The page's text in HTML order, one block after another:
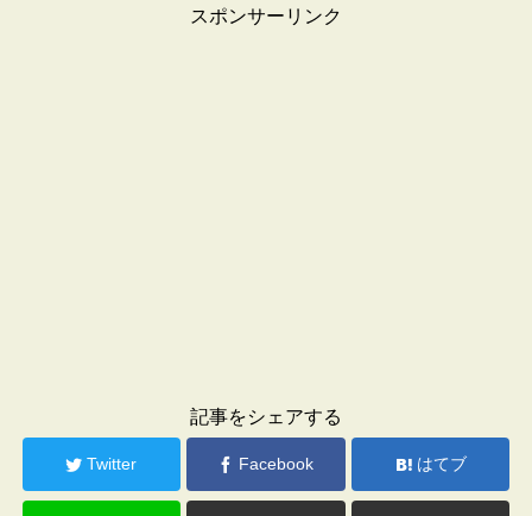
スポンサーリンク
記事をシェアする
Twitter Facebook はてブ